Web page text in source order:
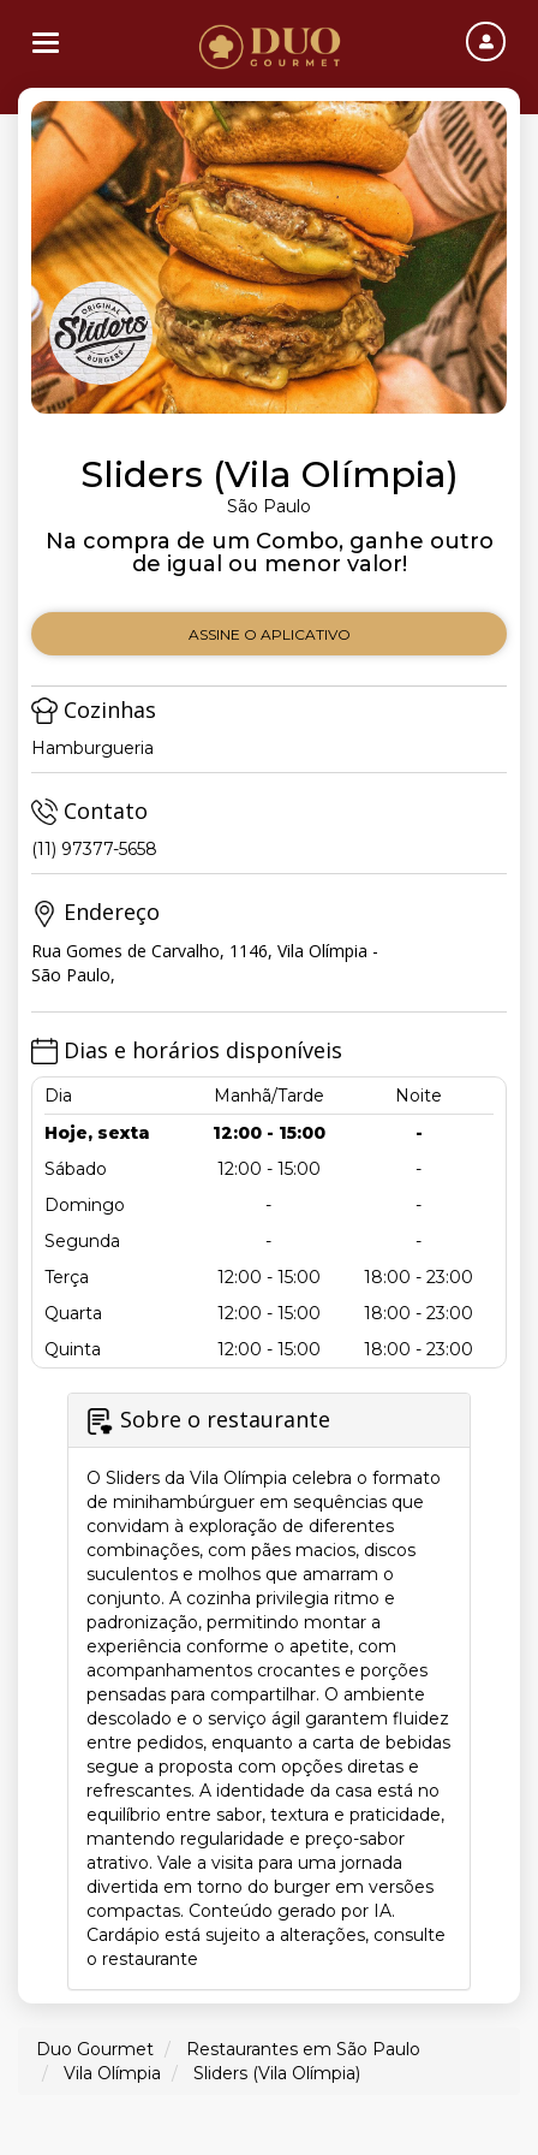
Toggle navigation
Sliders (Vila Olímpia)
São Paulo
Na compra de um Combo, ganhe outro
de igual ou menor valor!
ASSINE O APLICATIVO
Cozinhas
Hamburgueria
Contato
(11) 97377-5658
Endereço
Rua Gomes de Carvalho, 1146, Vila Olímpia -
São Paulo,
Dias e horários disponíveis
Dia Manhã/Tarde
Noite
Hoje, sexta
12:00 - 15:00
-
Sábado
12:00 - 15:00
-
Domingo
-
-
Segunda
-
-
Terça
12:00 - 15:00
18:00 - 23:00
Quarta
12:00 - 15:00
18:00 - 23:00
Quinta
12:00 - 15:00 18:00 - 23:00
Sobre o restaurante
O Sliders da Vila Olímpia celebra o formato
de minihambúrguer em sequências que
convidam à exploração de diferentes
combinações, com pães macios, discos
suculentos e molhos que amarram o
conjunto. A cozinha privilegia ritmo e
padronização, permitindo montar a
experiência conforme o apetite, com
acompanhamentos crocantes e porções
pensadas para compartilhar. O ambiente
descolado e o serviço ágil garantem fluidez
entre pedidos, enquanto a carta de bebidas
segue a proposta com opções diretas e
refrescantes. A identidade da casa está no
equilíbrio entre sabor, textura e praticidade,
mantendo regularidade e preço-sabor
atrativo. Vale a visita para uma jornada
divertida em torno do burger em versões
compactas. Conteúdo gerado por IA.
Cardápio está sujeito a alterações, consulte
o restaurante
Duo Gourmet
Restaurantes em São Paulo
Vila Olímpia
Sliders (Vila Olímpia)